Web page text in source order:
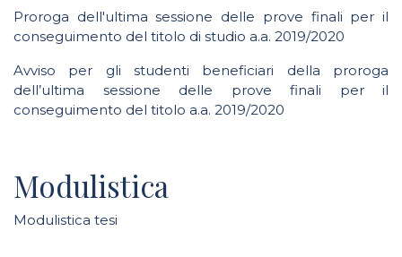
Proroga dell'ultima sessione delle prove finali per il
conseguimento del titolo di studio a.a. 2019/2020
Avviso per gli studenti beneficiari della proroga
dell’ultima sessione delle prove finali per il
conseguimento del titolo a.a. 2019/2020
Modulistica
Modulistica tesi